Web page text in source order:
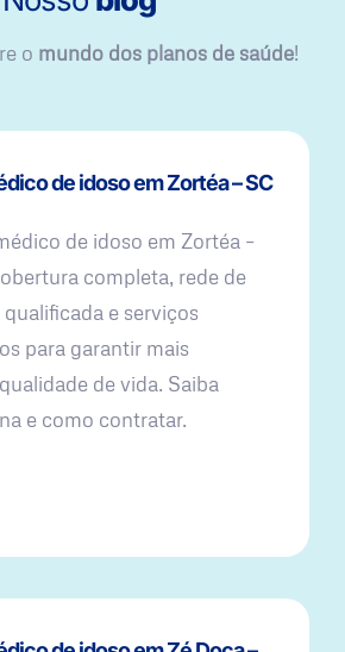
o mundo dos planos de saúde!
de idoso em Zortéa – SC
de idoso em Zortéa –
completa, rede de
e serviços
para garantir mais
de vida. Saiba
e como contratar.